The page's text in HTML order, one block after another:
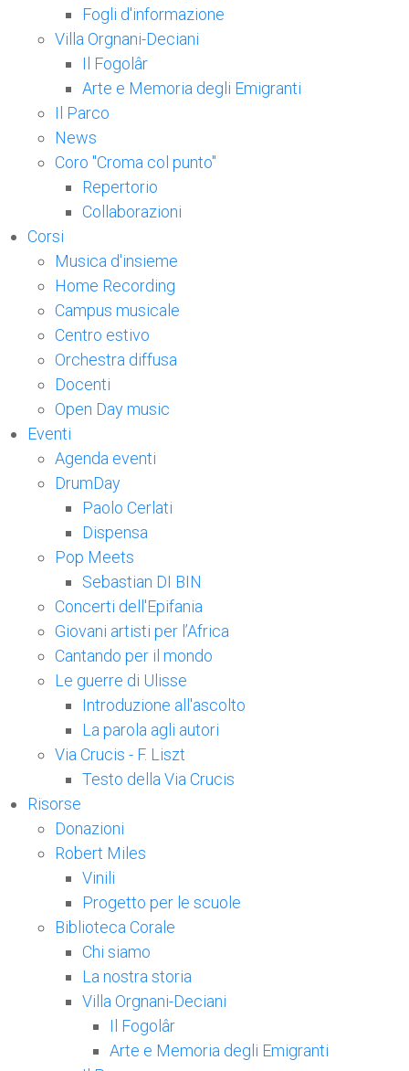
Fogli d'informazione
Villa Orgnani-Deciani
Il Fogolâr
Arte e Memoria degli Emigranti
Il Parco
News
Coro "Croma col punto"
Repertorio
Collaborazioni
Corsi
Musica d'insieme
Home Recording
Campus musicale
Centro estivo
Orchestra diffusa
Docenti
Open Day music
Eventi
Agenda eventi
DrumDay
Paolo Cerlati
Dispensa
Pop Meets
Sebastian DI BIN
Concerti dell'Epifania
Giovani artisti per l’Africa
Cantando per il mondo
Le guerre di Ulisse
Introduzione all'ascolto
La parola agli autori
Via Crucis - F. Liszt
Testo della Via Crucis
Risorse
Donazioni
Robert Miles
Vinili
Progetto per le scuole
Biblioteca Corale
Chi siamo
La nostra storia
Villa Orgnani-Deciani
Il Fogolâr
Arte e Memoria degli Emigranti